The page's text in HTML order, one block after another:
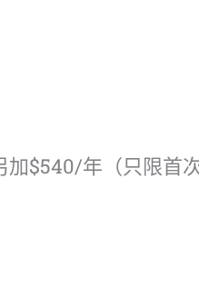
加$540/年（只限首